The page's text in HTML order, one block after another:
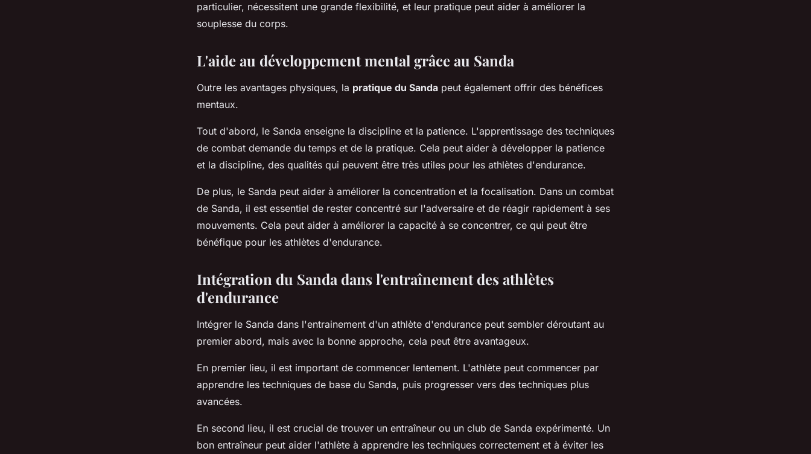
particulier, nécessitent une grande flexibilité, et leur pratique peut aider à améliorer la
souplesse du corps.
L'aide au développement mental grâce au Sanda
Outre les avantages physiques, la pratique du Sanda peut également offrir des bénéfices
mentaux.
Tout d'abord, le Sanda enseigne la discipline et la patience. L'apprentissage des techniques
de combat demande du temps et de la pratique. Cela peut aider à développer la patience
et la discipline, des qualités qui peuvent être très utiles pour les athlètes d'endurance.
De plus, le Sanda peut aider à améliorer la concentration et la focalisation. Dans un combat
de Sanda, il est essentiel de rester concentré sur l'adversaire et de réagir rapidement à ses
mouvements. Cela peut aider à améliorer la capacité à se concentrer, ce qui peut être
bénéfique pour les athlètes d'endurance.
Intégration du Sanda dans l'entraînement des athlètes
d'endurance
Intégrer le Sanda dans l'entrainement d'un athlète d'endurance peut sembler déroutant au
premier abord, mais avec la bonne approche, cela peut être avantageux.
En premier lieu, il est important de commencer lentement. L'athlète peut commencer par
apprendre les techniques de base du Sanda, puis progresser vers des techniques plus
avancées.
En second lieu, il est crucial de trouver un entraîneur ou un club de Sanda expérimenté. Un
bon entraîneur peut aider l'athlète à apprendre les techniques correctement et à éviter les